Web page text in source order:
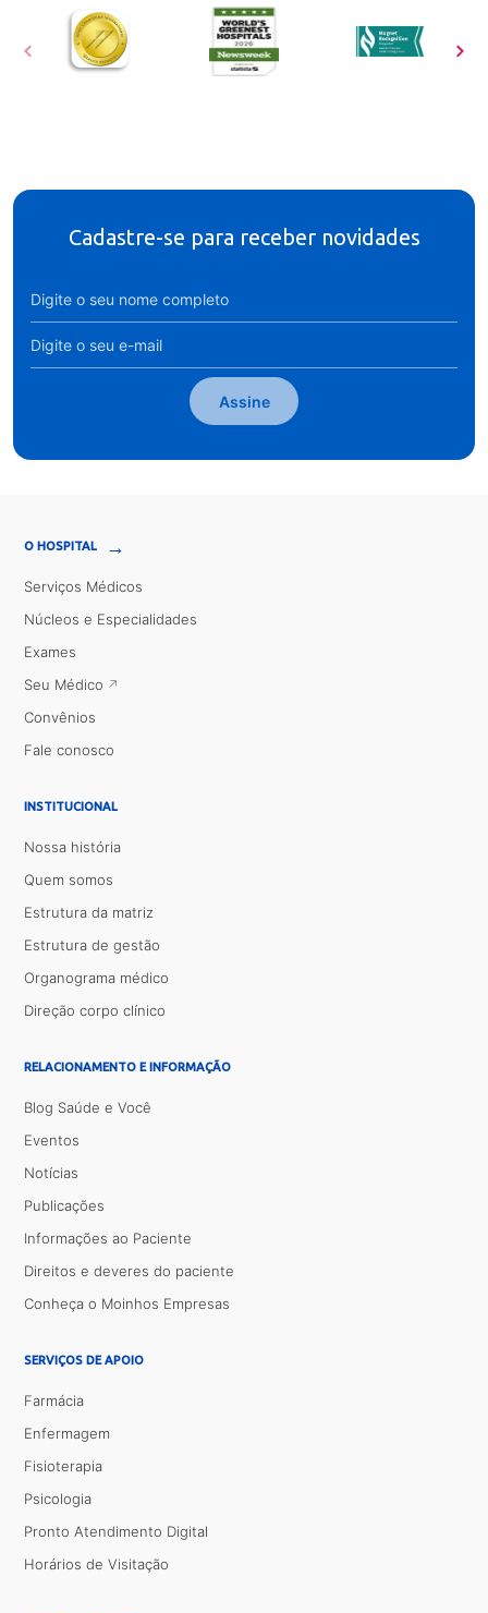
Cadastre-se para receber novidades
Assine
O HOSPITAL →
Serviços Médicos
Núcleos e Especialidades
Exames
Seu Médico
Convênios
Fale conosco
INSTITUCIONAL
Nossa história
Quem somos
Estrutura da matriz
Estrutura de gestão
Organograma médico
Direção corpo clínico
RELACIONAMENTO E INFORMAÇÃO
Blog Saúde e Você
Eventos
Notícias
Publicações
Informações ao Paciente
Direitos e deveres do paciente
Conheça o Moinhos Empresas
SERVIÇOS DE APOIO
Farmácia
Enfermagem
Fisioterapia
Psicologia
Pronto Atendimento Digital
Horários de Visitação